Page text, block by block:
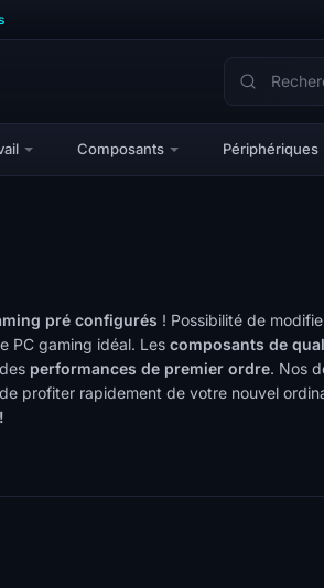
Composants Périphériques
pré configurés ! Possibilité de
PC gaming idéal. Les composants de
performances de premier ordre. Nos
profiter rapidement de votre nouvel